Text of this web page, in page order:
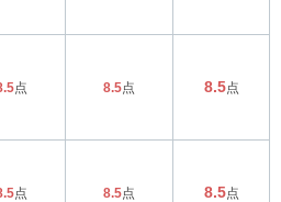
点 8.5点 8.5点
点 8.5点 8.5点